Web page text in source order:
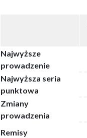
Najwyższe
prowadzenie
Najwyższa seria
punktowa
Zmiany
prowadzenia
Remisy